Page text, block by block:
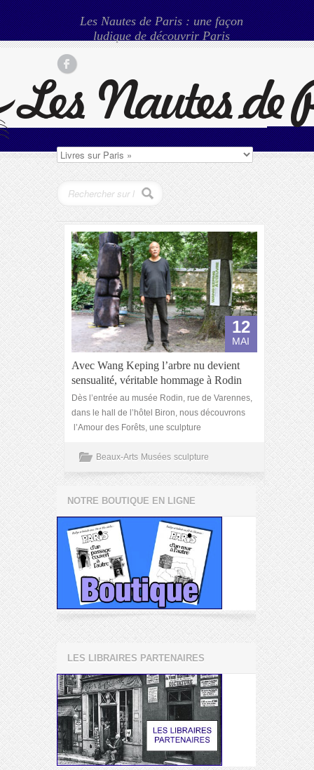
Les Nautes de Paris : une façon
ludique de découvrir Paris
12
MAI
Avec Wang Keping l’arbre nu devient
sensualité, véritable hommage à Rodin
Dès l’entrée au musée Rodin, rue de Varennes,
dans le hall de l’hôtel Biron, nous découvrons
l’Amour des Forêts, une sculpture
Beaux-Arts Musées sculpture
NOTRE BOUTIQUE EN LIGNE
LES LIBRAIRES PARTENAIRES